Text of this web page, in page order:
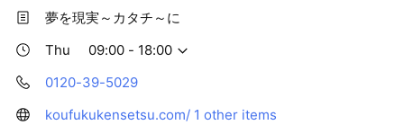
夢を現実～カタチ～に
Thu
09:00 - 18:00
0120-39-5029
koufukukensetsu.com/ 1 other items